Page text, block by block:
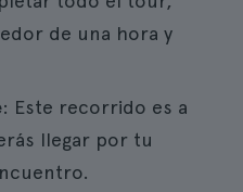
de una hora y
: Este recorrido es a
llegar por tu